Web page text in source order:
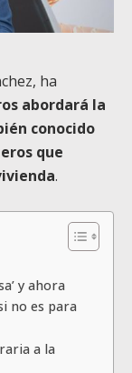
ha
abordará la
conocido
que
.
y ahora
no es para
a la